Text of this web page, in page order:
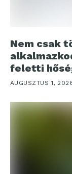
Nem csak
feletti
AUGUSZTUS 1,